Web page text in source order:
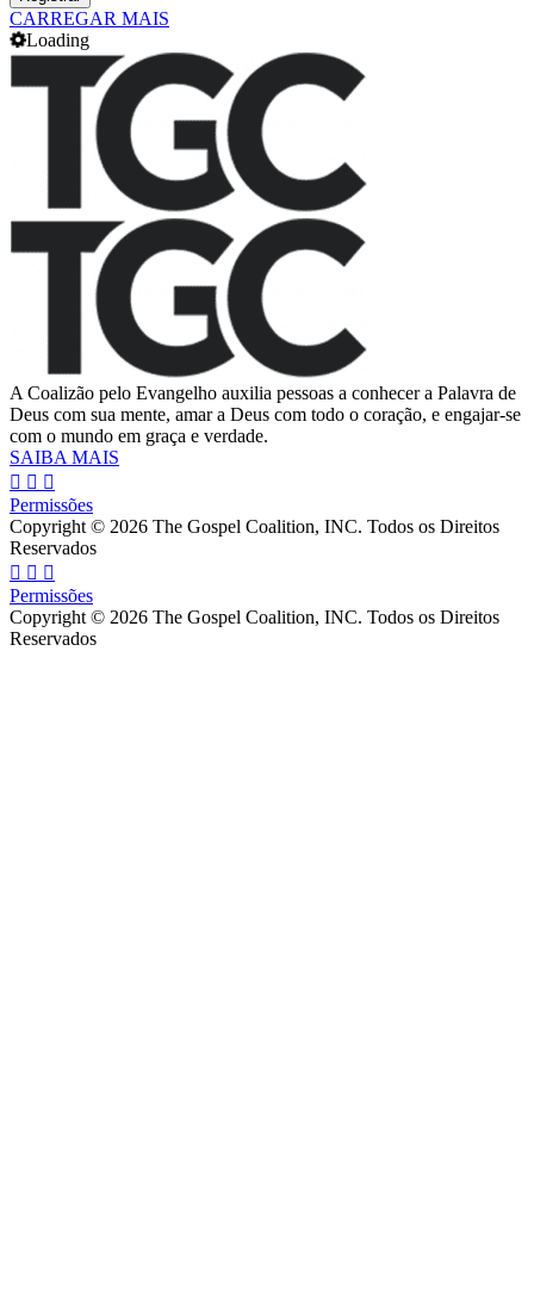
CARREGAR MAIS
Loading
A Coalizão pelo Evangelho auxilia pessoas a conhecer a Palavra de
Deus com sua mente, amar a Deus com todo o coração, e engajar-se
com o mundo em graça e verdade.
SAIBA MAIS
Permissões
Copyright © 2026 The Gospel Coalition, INC. Todos os Direitos
Reservados
Permissões
Copyright © 2026 The Gospel Coalition, INC. Todos os Direitos
Reservados